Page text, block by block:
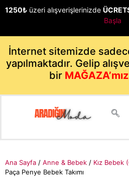
1250₺ üzeri alışverişlerinizde
Başla
İnternet sitemizde
yapılmaktadır. Gelip
bir
Ana Sayfa / Anne & Bebek / Kız Bebek
Paça Penye Bebek Takımı